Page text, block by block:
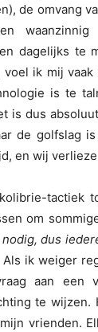
de omvang
dagelijks te
ik mij
is te
dus
de golfslag
en wij
tactiek
om
dus
ik weiger
aan een
te wijzen.
vrienden.